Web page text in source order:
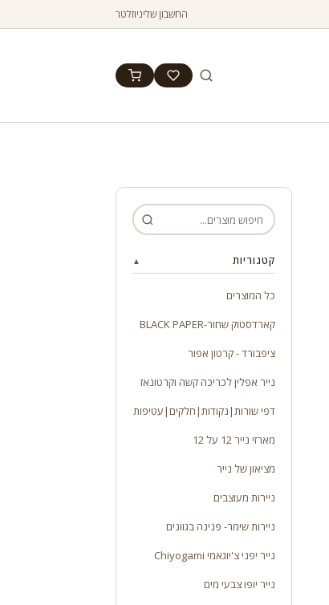
החשבון שליניוזלטר
קטגוריות ▲
כל המוצרים
קארדסטוק שחור-BLACK PAPER
ציפבורד - קרטון אפור
נייר אפלין לכריכה קשה וקרטונאז
דפי שורות|נקודות|חלקים|עטיפות
מארזי נייר 12 על 12
מציאון של נייר
ניירות מעוצבים
ניירות שימר- פנינה בגוונים
נייר יפני צ'יוגאמי Chiyogami
נייר יופו צבעי מים